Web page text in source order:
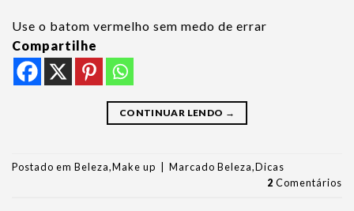
Use o batom vermelho sem medo de errar
Compartilhe
CONTINUAR LENDO →
Postado em Beleza,Make up Marcado Beleza,Dicas
2 Comentários